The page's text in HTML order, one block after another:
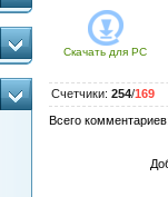
Скачать для PC
Счетчики: 254/169
Всего комментариев